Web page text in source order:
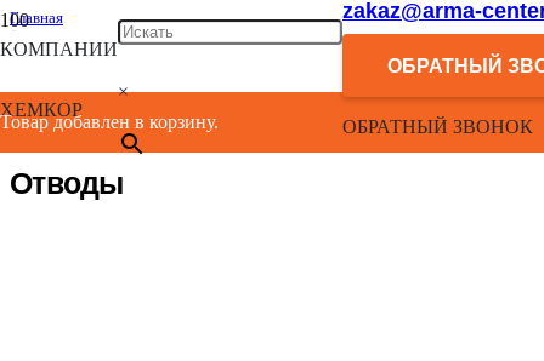
КОМПАНИИ
ХЕМКОР
×
zakaz@arma-
ОБРАТНЫЙ
ОБРАТНЫЙ ЗВОНОК
Товар добавлен в корзину.
Главная
/
Каталог
Фасонные канализационные изделия
/
Отводы
Отводы